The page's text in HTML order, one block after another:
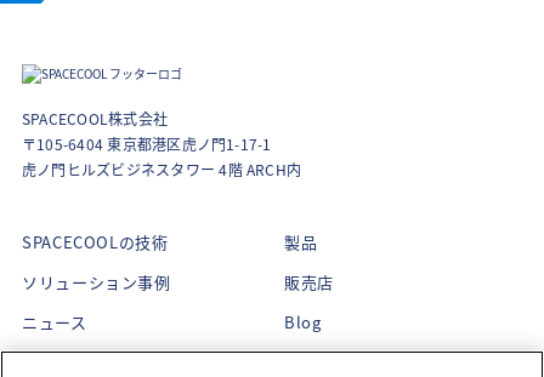
SPACECOOL株式会社
〒105-6404 東京都港区虎ノ門1-17-1
虎ノ門ヒルズビジネスタワー 4階 ARCH内
SPACECOOLの技術
製品
ソリューション事例
販売店
ニュース
Blog